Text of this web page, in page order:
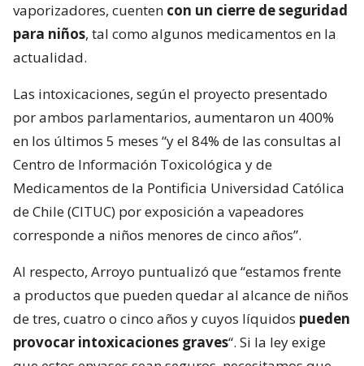
vaporizadores, cuenten con un cierre de seguridad
para niños, tal como algunos medicamentos en la
actualidad.
Las intoxicaciones, según el proyecto presentado
por ambos parlamentarios, aumentaron un 400%
en los últimos 5 meses “y el 84% de las consultas al
Centro de Información Toxicológica y de
Medicamentos de la Pontificia Universidad Católica
de Chile (CITUC) por exposición a vapeadores
corresponde a niños menores de cinco años”.
Al respecto, Arroyo puntualizó que “estamos frente
a productos que pueden quedar al alcance de niños
de tres, cuatro o cinco años y cuyos líquidos pueden
provocar intoxicaciones graves“. Si la ley exige